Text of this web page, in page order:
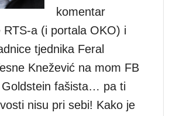
komentar
RTS-a (i portala OKO) i
tjednika Feral
Knežević na mom FB
Goldstein fašista… pa ti
nisu pri sebi! Kako je